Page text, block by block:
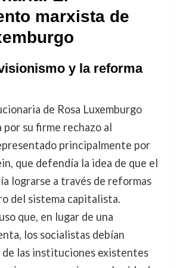
marxista de
y la reforma
de Rosa Luxemburgo
por su firme rechazo al
principalmente por
que defendía la idea de que el
lograrse a través de reformas
del sistema capitalista.
que, en lugar de una
los socialistas debían
las instituciones existentes